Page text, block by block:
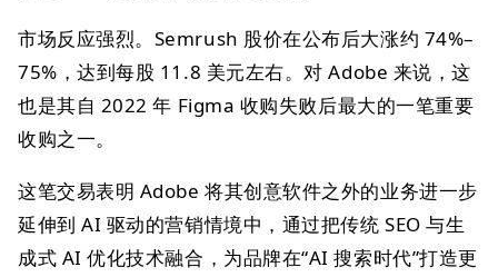
市场反应强烈。Semrush 股价在公布后大涨约 74%–
75%，达到每股 11.8 美元左右。对 Adobe 来说，这
也是其自 2022 年 Figma 收购失败后最大的一笔重要
收购之一。
这笔交易表明 Adobe 将其创意软件之外的业务进一步
延伸到 AI 驱动的营销情境中，通过把传统 SEO 与生
成式 AI 优化技术融合，为品牌在“AI 搜索时代”打造更